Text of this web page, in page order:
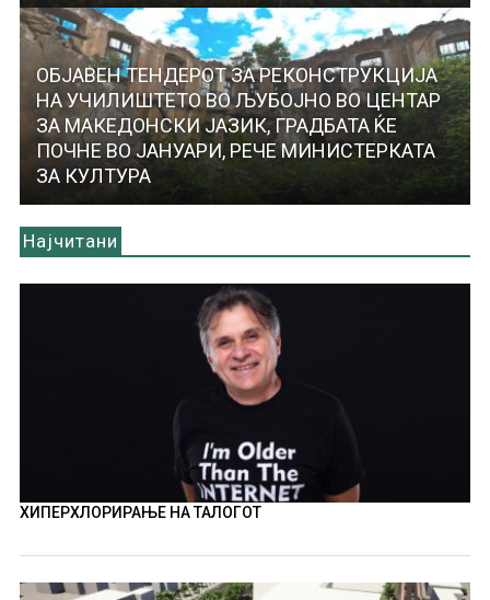
ОБЈАВЕН ТЕНДЕРОТ ЗА РЕКОНСТРУКЦИЈА
НА УЧИЛИШТЕТО ВО ЉУБОЈНО ВО ЦЕНТАР
ЗА МАКЕДОНСКИ ЈАЗИК, ГРАДБАТА ЌЕ
ПОЧНЕ ВО ЈАНУАРИ, РЕЧЕ МИНИСТЕРКАТА
ЗА КУЛТУРА
Најчитани
ХИПЕРХЛОРИРАЊЕ НА ТАЛОГОТ